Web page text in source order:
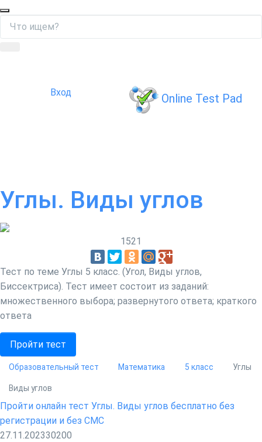
Вход Online Test Pad
Углы. Виды углов
1521
Тест по теме Углы 5 класс. (Угол, Виды углов,
Биссектриса). Тест имеет состоит из заданий:
множественного выбора; развернутого ответа; краткого
ответа
Пройти тест
Образовательный тест Математика 5 класс Углы
Виды углов
Пройти онлайн тест Углы. Виды углов бесплатно без
регистрации и без СМС
27.11.202330200